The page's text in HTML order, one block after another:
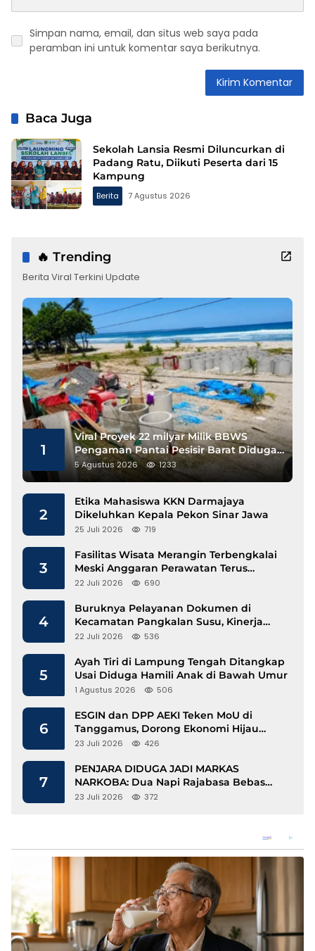
Simpan nama, email, dan situs web saya pada
peramban ini untuk komentar saya berikutnya.
Baca Juga
Sekolah Lansia Resmi Diluncurkan di
Padang Ratu, Diikuti Peserta dari 15
Kampung
Berita 7 Agustus 2026
🔥 Trending
Berita Viral Terkini Update
1
Viral Proyek 22 milyar Milik BBWS
Pengaman Pantai Pesisir Barat Diduga
Gunakan Besi Banci
5 Agustus 2026 1233
2
Etika Mahasiswa KKN Darmajaya
Dikeluhkan Kepala Pekon Sinar Jawa
25 Juli 2026 719
3
Fasilitas Wisata Merangin Terbengkalai
Meski Anggaran Perawatan Terus
Mengalir
22 Juli 2026 690
4
Buruknya Pelayanan Dokumen di
Kecamatan Pangkalan Susu, Kinerja
Disdukcapil Langkat Disorot
22 Juli 2026 536
5
Ayah Tiri di Lampung Tengah Ditangkap
Usai Diduga Hamili Anak di Bawah Umur
1 Agustus 2026 506
6
ESGIN dan DPP AEKI Teken MoU di
Tanggamus, Dorong Ekonomi Hijau
Berbasis Kopi dan Perdagangan Karbon
23 Juli 2026 426
7
PENJARA DIDUGA JADI MARKAS
NARKOBA: Dua Napi Rajabasa Bebas
Gunakan HP, Muncul Dugaan
23 Juli 2026 372